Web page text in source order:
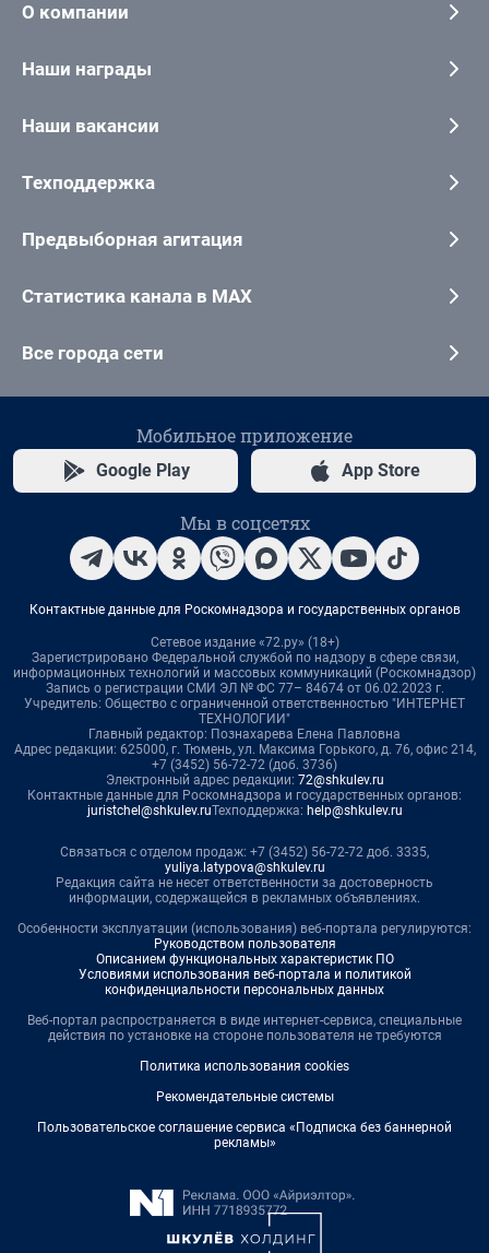
О компании
Наши награды
Наши вакансии
Техподдержка
Предвыборная агитация
Статистика канала в MAX
Все города сети
Мобильное приложение
Google Play App Store
Мы в соцсетях
Контактные данные для Роскомнадзора и государственных органов
Сетевое издание «72.ру» (18+)
Зарегистрировано Федеральной службой по надзору в сфере связи,
информационных технологий и массовых коммуникаций (Роскомнадзор)
Запись о регистрации СМИ ЭЛ № ФС 77– 84674 от 06.02.2023 г.
Учредитель: Общество с ограниченной ответственностью "ИНТЕРНЕТ
ТЕХНОЛОГИИ"
Главный редактор: Познахарева Елена Павловна
Адрес редакции: 625000, г. Тюмень, ул. Максима Горького, д. 76, офис 214,
+7 (3452) 56-72-72 (доб. 3736)
Электронный адрес редакции: 72@shkulev.ru
Контактные данные для Роскомнадзора и государственных органов:
juristchel@shkulev.ruТехподдержка: help@shkulev.ru
Связаться с отделом продаж: +7 (3452) 56-72-72 доб. 3335,
yuliya.latypova@shkulev.ru
Редакция сайта не несет ответственности за достоверность
информации, содержащейся в рекламных объявлениях.
Особенности эксплуатации (использования) веб-портала регулируются:
Руководством пользователя
Описанием функциональных характеристик ПО
Условиями использования веб-портала и политикой
конфиденциальности персональных данных
Веб-портал распространяется в виде интернет-сервиса, специальные
действия по установке на стороне пользователя не требуются
Политика использования cookies
Рекомендательные системы
Пользовательское соглашение сервиса «Подписка без баннерной
рекламы»